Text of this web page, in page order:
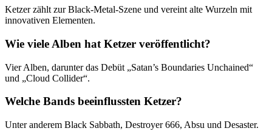
Ketzer zählt zur Black-Metal-Szene und vereint alte Wurzeln mit
innovativen Elementen.
Wie viele Alben hat Ketzer veröffentlicht?
Vier Alben, darunter das Debüt „Satan’s Boundaries Unchained“
und „Cloud Collider“.
Welche Bands beeinflussten Ketzer?
Unter anderem Black Sabbath, Destroyer 666, Absu und Desaster.